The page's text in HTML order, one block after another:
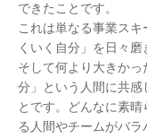
できたことです。
これは単なる事業ス
くいく自分」を日々磨
そして何より大きか
分」という人間に共感
とです。どんなに素
る人間やチームがバ